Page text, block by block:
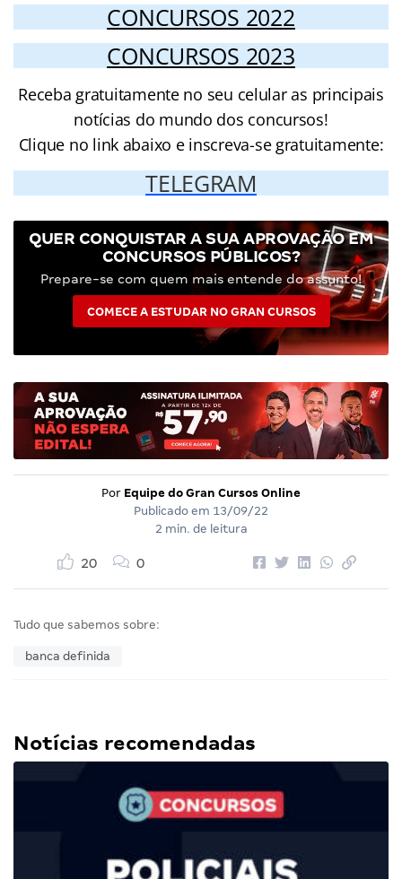
CONCURSOS 2022
CONCURSOS 2023
Receba gratuitamente no seu celular as principais
notícias do mundo dos concursos!
Clique no link abaixo e inscreva-se gratuitamente:
TELEGRAM
QUER CONQUISTAR A SUA APROVAÇÃO EM
CONCURSOS PÚBLICOS?
Prepare-se com quem mais entende do assunto!
COMECE A ESTUDAR NO GRAN CURSOS
Por Equipe do Gran Cursos Online
Publicado em 13/09/22
2 min. de leitura
20 0
Tudo que sabemos sobre:
banca definida
Notícias recomendadas